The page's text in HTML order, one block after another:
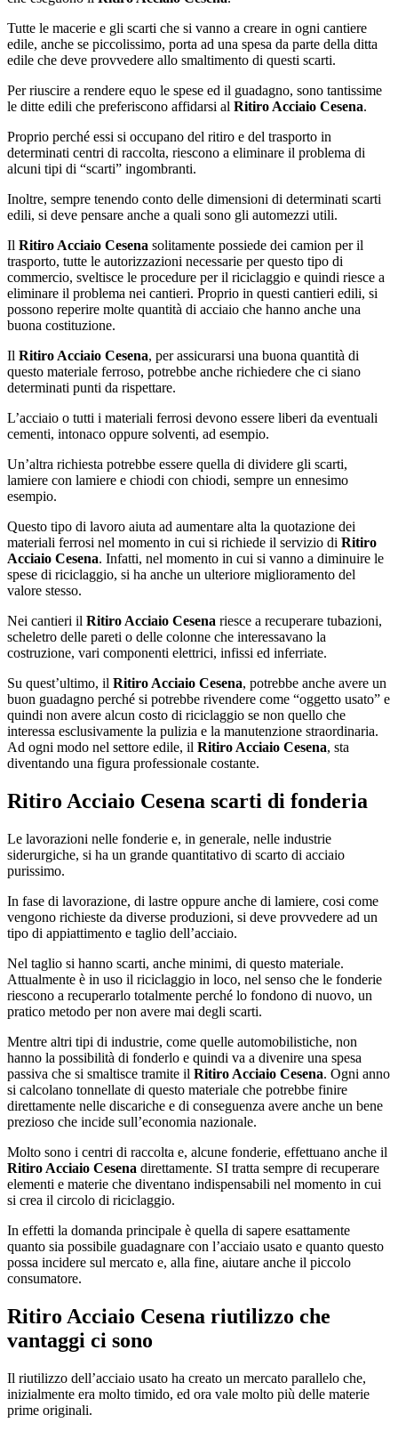
Tutte le macerie e gli scarti che si vanno a creare in ogni cantiere
edile, anche se piccolissimo, porta ad una spesa da parte della ditta
edile che deve provvedere allo smaltimento di questi scarti.
Per riuscire a rendere equo le spese ed il guadagno, sono tantissime
le ditte edili che preferiscono affidarsi al Ritiro Acciaio Cesena.
Proprio perché essi si occupano del ritiro e del trasporto in
determinati centri di raccolta, riescono a eliminare il problema di
alcuni tipi di “scarti” ingombranti.
Inoltre, sempre tenendo conto delle dimensioni di determinati scarti
edili, si deve pensare anche a quali sono gli automezzi utili.
Il Ritiro Acciaio Cesena solitamente possiede dei camion per il
trasporto, tutte le autorizzazioni necessarie per questo tipo di
commercio, sveltisce le procedure per il riciclaggio e quindi riesce a
eliminare il problema nei cantieri. Proprio in questi cantieri edili, si
possono reperire molte quantità di acciaio che hanno anche una
buona costituzione.
Il Ritiro Acciaio Cesena, per assicurarsi una buona quantità di
questo materiale ferroso, potrebbe anche richiedere che ci siano
determinati punti da rispettare.
L’acciaio o tutti i materiali ferrosi devono essere liberi da eventuali
cementi, intonaco oppure solventi, ad esempio.
Un’altra richiesta potrebbe essere quella di dividere gli scarti,
lamiere con lamiere e chiodi con chiodi, sempre un ennesimo
esempio.
Questo tipo di lavoro aiuta ad aumentare alta la quotazione dei
materiali ferrosi nel momento in cui si richiede il servizio di Ritiro
Acciaio Cesena. Infatti, nel momento in cui si vanno a diminuire le
spese di riciclaggio, si ha anche un ulteriore miglioramento del
valore stesso.
Nei cantieri il Ritiro Acciaio Cesena riesce a recuperare tubazioni,
scheletro delle pareti o delle colonne che interessavano la
costruzione, vari componenti elettrici, infissi ed inferriate.
Su quest’ultimo, il Ritiro Acciaio Cesena, potrebbe anche avere un
buon guadagno perché si potrebbe rivendere come “oggetto usato” e
quindi non avere alcun costo di riciclaggio se non quello che
interessa esclusivamente la pulizia e la manutenzione straordinaria.
Ad ogni modo nel settore edile, il Ritiro Acciaio Cesena, sta
diventando una figura professionale costante.
Ritiro Acciaio Cesena scarti di fonderia
Le lavorazioni nelle fonderie e, in generale, nelle industrie
siderurgiche, si ha un grande quantitativo di scarto di acciaio
purissimo.
In fase di lavorazione, di lastre oppure anche di lamiere, cosi come
vengono richieste da diverse produzioni, si deve provvedere ad un
tipo di appiattimento e taglio dell’acciaio.
Nel taglio si hanno scarti, anche minimi, di questo materiale.
Attualmente è in uso il riciclaggio in loco, nel senso che le fonderie
riescono a recuperarlo totalmente perché lo fondono di nuovo, un
pratico metodo per non avere mai degli scarti.
Mentre altri tipi di industrie, come quelle automobilistiche, non
hanno la possibilità di fonderlo e quindi va a divenire una spesa
passiva che si smaltisce tramite il Ritiro Acciaio Cesena. Ogni anno
si calcolano tonnellate di questo materiale che potrebbe finire
direttamente nelle discariche e di conseguenza avere anche un bene
prezioso che incide sull’economia nazionale.
Molto sono i centri di raccolta e, alcune fonderie, effettuano anche il
Ritiro Acciaio Cesena direttamente. SI tratta sempre di recuperare
elementi e materie che diventano indispensabili nel momento in cui
si crea il circolo di riciclaggio.
In effetti la domanda principale è quella di sapere esattamente
quanto sia possibile guadagnare con l’acciaio usato e quanto questo
possa incidere sul mercato e, alla fine, aiutare anche il piccolo
consumatore.
Ritiro Acciaio Cesena riutilizzo che
vantaggi ci sono
Il riutilizzo dell’acciaio usato ha creato un mercato parallelo che,
inizialmente era molto timido, ed ora vale molto più delle materie
prime originali.